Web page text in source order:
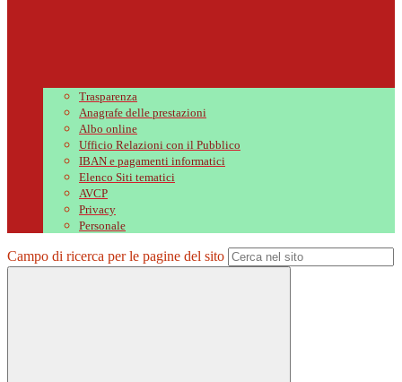
Trasparenza
Anagrafe delle prestazioni
Albo online
Ufficio Relazioni con il Pubblico
IBAN e pagamenti informatici
Elenco Siti tematici
AVCP
Privacy
Personale
Campo di ricerca per le pagine del sito